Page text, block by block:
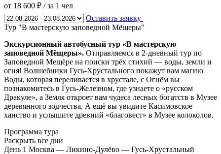
от 18 600 ₽ / за 1 чел
Оставить заявку
Тур "В мастерскую заповедной Мёщеры"
Экскурсионный автобусный тур «В мастерскую
заповедной Мёщеры». Отправляемся в 2-дневный тур по
Заповедной Мещёре на поиски трёх стихий — воды, земли и
огня! Волшебники Гусь-Хрустального покажут вам магию
Воды, которая переливается в хрустале, с Огнём вы
познакомитесь в Гусь-Железном, где узнаете о «русском
Дракуле», а Земля откроет вам чудеса лесных богатств в Музее
деревянного зодчества. А ещё вы увидите Касимовское
ханство и услышите древний «благовест» в Музее колоколов.
Программа тура
Раскрыть все дни
День 1 Москва — Ликино-Дулёво — Гусь-Хрустальный